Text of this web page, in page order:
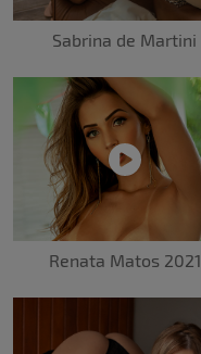
Sabrina de Martini
Renata Matos 2021